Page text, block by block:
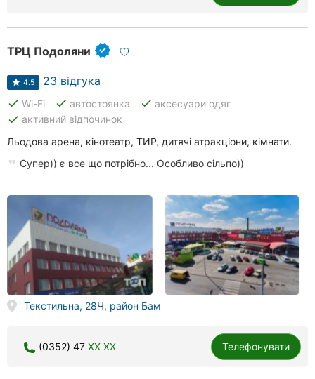
ТРЦ Подоляни
4.5 23 відгука
done Wi-Fi done автостоянка done аксесуари одяг
done активний відпочинок
Льодова арена, кінотеатр, ТИР, дитячі атракціони, кімнати.
Супер)) є все що потрібно... Особливо сільпо))
Текстильна, 28Ч, район Бам
(0352) 47 XX XX Телефонувати